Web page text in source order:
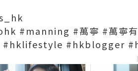
#manning #萬寧 #萬
#hklifestyle #hkblogger